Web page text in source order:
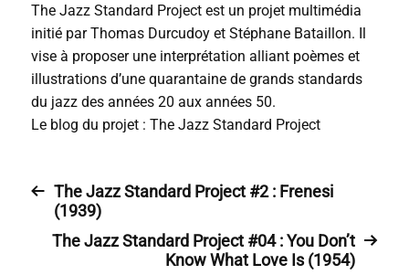
The Jazz Standard Project est un projet multimédia
initié par Thomas Durcudoy et Stéphane Bataillon. Il
vise à proposer une interprétation alliant poèmes et
illustrations d’une quarantaine de grands standards
du jazz des années 20 aux années 50.
Le blog du projet : The Jazz Standard Project
The Jazz Standard Project #2 : Frenesi
(1939)
The Jazz Standard Project #04 : You Don’t
Know What Love Is (1954)